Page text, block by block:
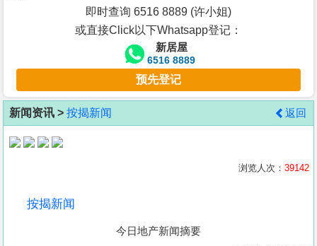
客
地
产
即时查询 6516 8889 (许小姐)
或直接Click以下Whatsapp登记：
新居屋
6516 8889
预先登记
新闻资讯 > 按揭新闻 返回
浏览人次： 39142
按揭新闻
今日地产新闻摘要